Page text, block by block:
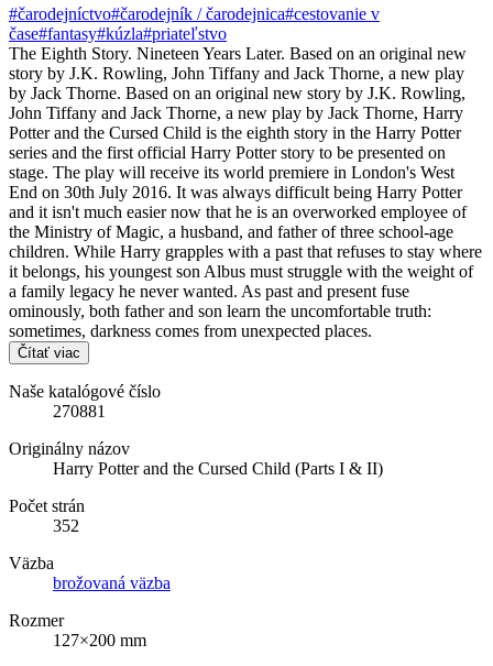
#čarodejníctvo#čarodejník / čarodejnica#cestovanie v
čase#fantasy#kúzla#priateľstvo
The Eighth Story. Nineteen Years Later. Based on an original new
story by J.K. Rowling, John Tiffany and Jack Thorne, a new play
by Jack Thorne. Based on an original new story by J.K. Rowling,
John Tiffany and Jack Thorne, a new play by Jack Thorne, Harry
Potter and the Cursed Child is the eighth story in the Harry Potter
series and the first official Harry Potter story to be presented on
stage. The play will receive its world premiere in London's West
End on 30th July 2016. It was always difficult being Harry Potter
and it isn't much easier now that he is an overworked employee of
the Ministry of Magic, a husband, and father of three school-age
children. While Harry grapples with a past that refuses to stay where
it belongs, his youngest son Albus must struggle with the weight of
a family legacy he never wanted. As past and present fuse
ominously, both father and son learn the uncomfortable truth:
sometimes, darkness comes from unexpected places.
Čítať viac
Naše katalógové číslo
270881
Originálny názov
Harry Potter and the Cursed Child (Parts I & II)
Počet strán
352
Väzba
brožovaná väzba
Rozmer
127×200 mm